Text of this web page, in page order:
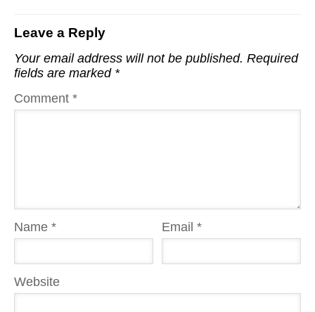
Leave a Reply
Your email address will not be published. Required
fields are marked *
Comment *
Name * Email*
Website